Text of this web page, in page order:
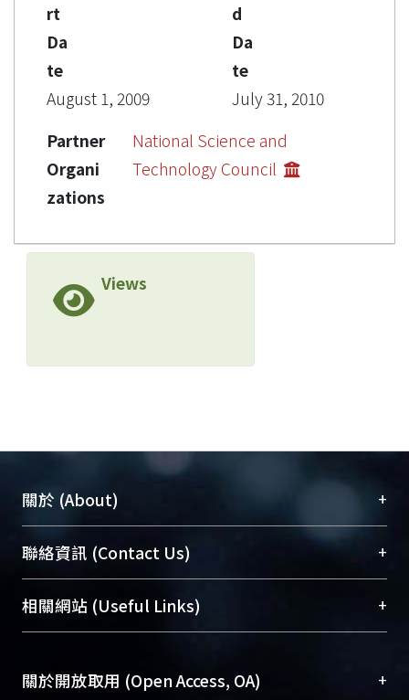
rt
Da
te
August 1, 2009
d
Da
te
July 31, 2010
Partner
Organi
zations
National Science and
Technology Council
Views
關於 (About) +
臺大位居世界頂尖大學之列，為永久珍藏及向國際
展現本校豐碩的研究成果及學術能量，圖書館整合
機構典藏（NTUR）與學術庫（AH）不同功能平
台，成為臺大學術典藏NTU scholars。期能整合研
成果。
聯絡資訊 (Contact Us) +
總館學科館員(Main Library)
醫學圖書館學科館員(Medical Library)
Sciences Library)
相關網站 (Useful Links) +
關於開放取用 (Open Access, OA) +